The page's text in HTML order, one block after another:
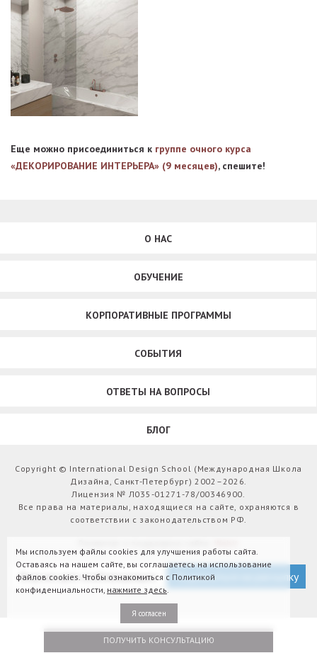
Еще можно присоединиться к группе очного курса
«ДЕКОРИРОВАНИЕ ИНТЕРЬЕРА» (9 месяцев), спешите!
О НАС
ОБУЧЕНИЕ
КОРПОРАТИВНЫЕ ПРОГРАММЫ
СОБЫТИЯ
ОТВЕТЫ НА ВОПРОСЫ
БЛОГ
Copyright © International Design School (Международная Школа
Дизайна, Санкт-Петербург) 2002–2026.
Лицензия № Л035-01271-78/00346900.
Все права на материалы, находящиеся на сайте, охраняются в
соответствии с законодательством РФ.
Версия для слабовидящих Подписаться на рассылку
ПОЛУЧИТЬ КОНСУЛЬТАЦИЮ
Мы используем файлы cookies для улучшения работы сайта.
Оставаясь на нашем сайте, вы соглашаетесь на использование
файлов cookies. Чтобы ознакомиться с Политикой
конфиденциальности, нажмите здесь.
Я согласен